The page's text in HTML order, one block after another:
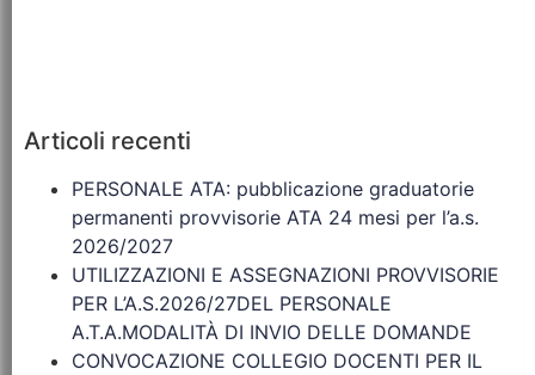
Articoli recenti
PERSONALE ATA: pubblicazione graduatorie
permanenti provvisorie ATA 24 mesi per l’a.s.
2026/2027
UTILIZZAZIONI E ASSEGNAZIONI PROVVISORIE
PER L’A.S.2026/27DEL PERSONALE
A.T.A.MODALITÀ DI INVIO DELLE DOMANDE
CONVOCAZIONE COLLEGIO DOCENTI PER IL